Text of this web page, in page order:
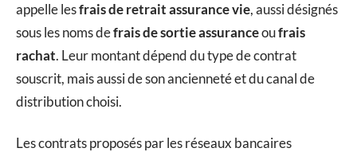
appelle lesfrais de retrait assurance vie, aussi désignés
sous les noms defrais de sortie assuranceoufrais
rachat. Leur montant dépend du type de contrat
souscrit, mais aussi de son ancienneté et du canal de
distribution choisi.
Les contrats proposés par les réseaux bancaires